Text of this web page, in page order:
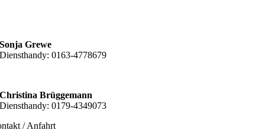
Sonja Grewe
Diensthandy: 0163-4778679
Christina Brüggemann
Diensthandy: 0179-4349073
/ Anfahrt